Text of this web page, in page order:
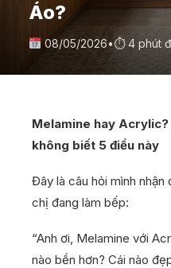
Áo?
08/05/2026•⏱ 4 phút
Melamine hay
không biết 5 điều này
Đây là câu hỏi mình
chị đang làm bếp:
“Anh ơi, Melamine với
nào bền hơn? Cái nào